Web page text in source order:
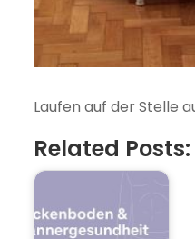
Laufen auf der Stelle
Related Posts: